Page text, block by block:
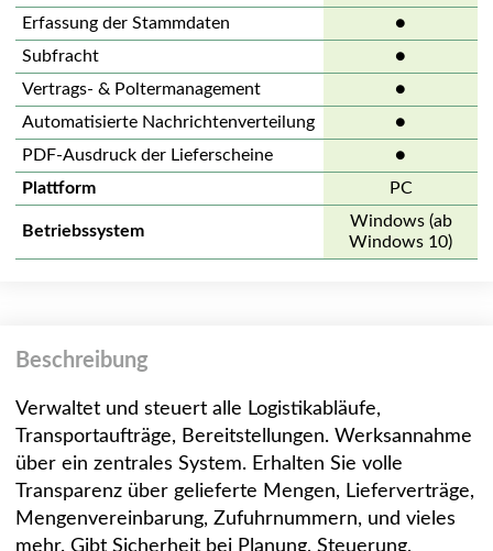
Erfassung der Stammdaten
●
Subfracht
●
Vertrags- & Poltermanagement
●
Automatisierte Nachrichtenverteilung
●
PDF-Ausdruck der Lieferscheine
●
Plattform
PC
Betriebssystem
Windows (ab
Windows 10)
Beschreibung
Verwaltet und steuert alle Logistikabläufe,
Transportaufträge, Bereitstellungen. Werksannahme
über ein zentrales System. Erhalten Sie volle
Transparenz über gelieferte Mengen, Lieferverträge,
Mengenvereinbarung, Zufuhrnummern, und vieles
mehr. Gibt Sicherheit bei Planung, Steuerung,